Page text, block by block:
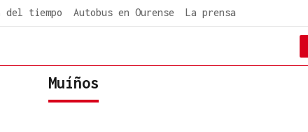
del tiempo Autobus en Ourense La prensa
Muíños